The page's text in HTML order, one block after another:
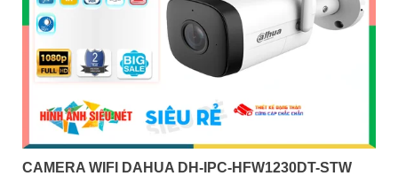
CAMERA WIFI DAHUA DH-IPC-HFW1230DT-STW